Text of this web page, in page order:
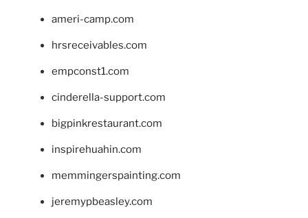
ameri-camp.com
hrsreceivables.com
empconst1.com
cinderella-support.com
bigpinkrestaurant.com
inspirehuahin.com
memmingerspainting.com
jeremypbeasley.com